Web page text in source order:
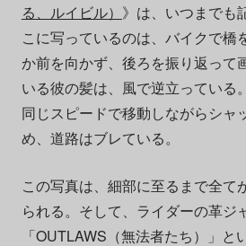
る、ルイビル） 》は、いつまでも
こに写っているのは、バイクで橋
か前を向かず、後ろを振り返って
いる彼の髪は、風で逆立っている
同じスピードで移動しながらシャ
め、道路はブレている。
この写真は、細部に至るまで全て
られる。そして、ライダーの革ジ
「OUTLAWS（無法者たち）」と